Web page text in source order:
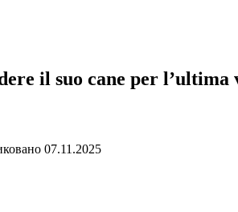
il suo cane per
07.11.2025